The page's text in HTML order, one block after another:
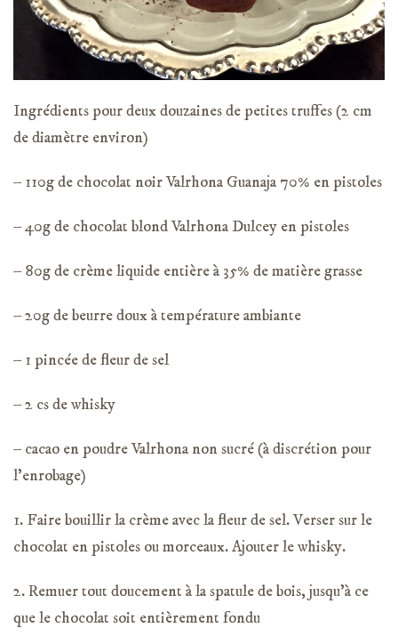
Ingrédients pour deux douzaines de petites truffes (2 cm
de diamètre environ)
– 110g de chocolat noir Valrhona Guanaja 70% en pistoles
– 40g de chocolat blond Valrhona Dulcey en pistoles
– 80g de crème liquide entière à 35% de matière grasse
– 20g de beurre doux à température ambiante
– 1 pincée de fleur de sel
– 2 cs de whisky
– cacao en poudre Valrhona non sucré (à discrétion pour
l’enrobage)
1. Faire bouillir la crème avec la fleur de sel. Verser sur le
chocolat en pistoles ou morceaux. Ajouter le whisky.
2. Remuer tout doucement à la spatule de bois, jusqu’à ce
que le chocolat soit entièrement fondu